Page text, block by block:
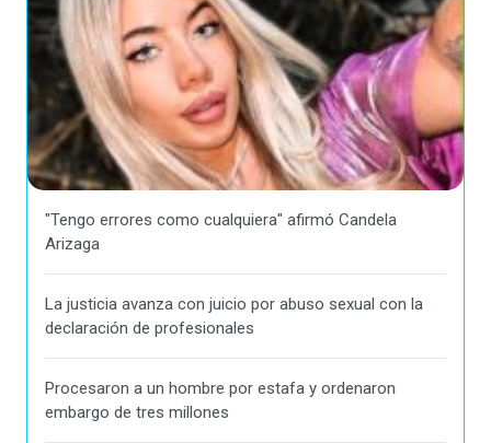
"Tengo errores como cualquiera" afirmó Candela
Arizaga
La justicia avanza con juicio por abuso sexual con la
declaración de profesionales
Procesaron a un hombre por estafa y ordenaron
embargo de tres millones